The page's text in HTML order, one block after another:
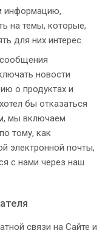
информацию,
на темы, которые,
для них интерес.
новости
о продуктах и
бы отказаться
мы включаем
тому, как
электронной почты,
с нами через наш
связи на Сайте и